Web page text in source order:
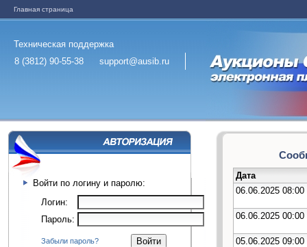
Главная страница
Техническая поддержка
8 (3812) 90-55-38
support@ausib.ru
Войти по логину и паролю:
Логин:
Пароль:
Забыли пароль?
Дата
06.06.2025 08:00
06.06.2025 00:00
05.06.2025 09:00